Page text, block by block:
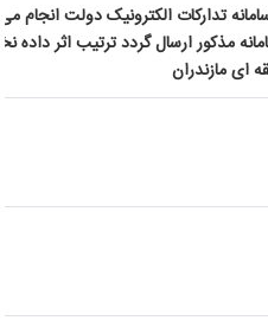
تدارکات الکترونیک دولت انجام می
مذکور ارسال گردد ترتیب اثر داده
مازندران